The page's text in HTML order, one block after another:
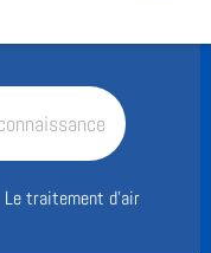
Le traitement d'air